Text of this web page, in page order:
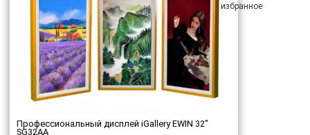
Профессиональный дисплей iGallery EWIN 32"
SG32AA